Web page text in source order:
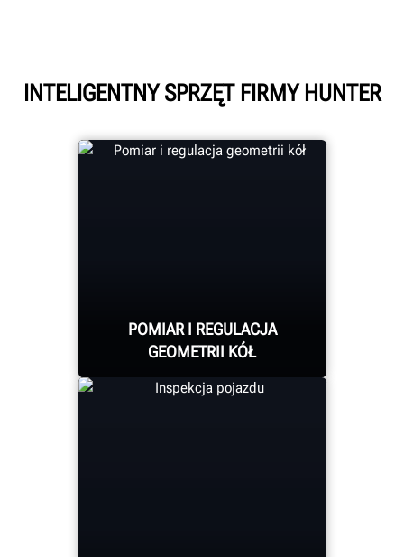
INTELIGENTNY SPRZĘT FIRMY HUNTER
POMIAR I REGULACJA
GEOMETRII KÓŁ